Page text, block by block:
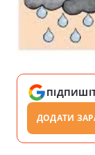
ДОДАТИ